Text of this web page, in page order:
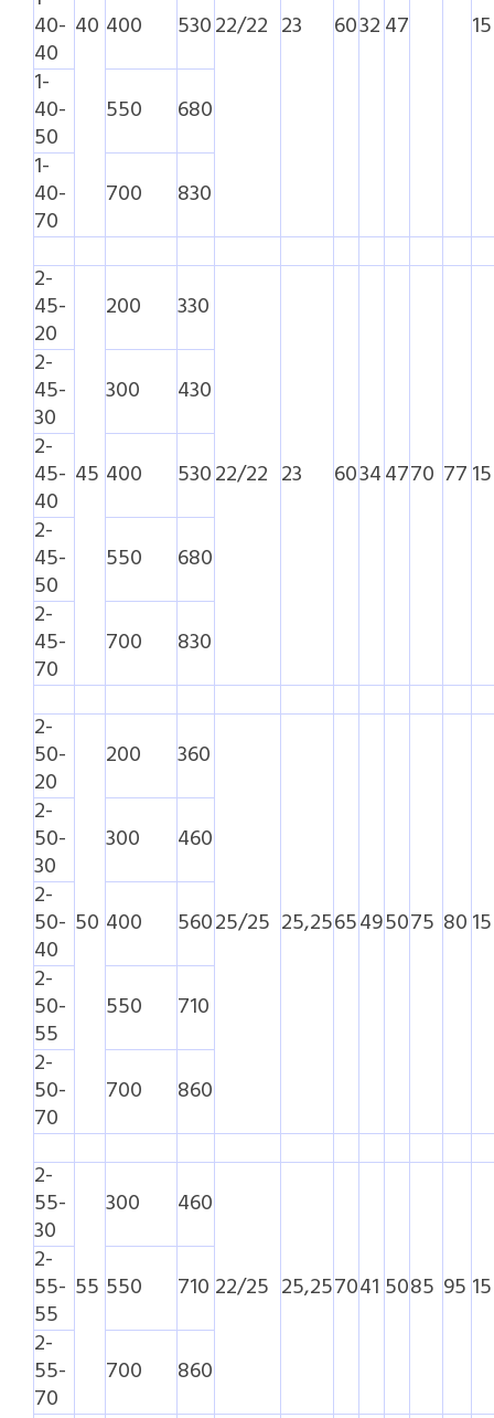
40 22/22 23 603247 15
40-
40
400
530
1-
40-
50
550
680
1-
40-
70
700 830
2-
45-
20
45
200 330
22/22 23 60344770 7715
2-
45-
30
300
430
2-
45-
40
400
530
2-
45-
50
550
680
2-
45-
70
700 830
2-
50-
20
50
200 360
25/25 25,2565495075 8015
2-
50-
30
300
460
2-
50-
40
400
560
2-
50-
55
550
710
2-
50-
70
700 860
2-
55-
30
55
300 460
22/25 25,257041 5085 95 15
2-
55-
55
550
710
2-
55-
70
700 860